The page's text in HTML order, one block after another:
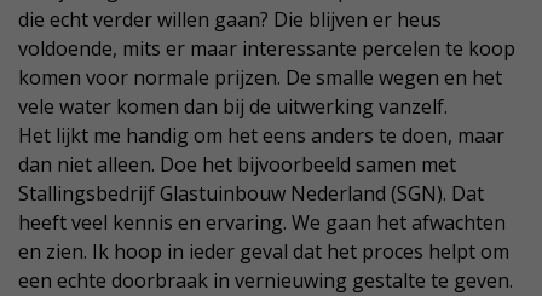
die echt verder willen gaan? Die blijven er heus
voldoende, mits er maar interessante percelen te koop
komen voor normale prijzen. De smalle wegen en het
vele water komen dan bij de uitwerking vanzelf.
Het lijkt me handig om het eens anders te doen, maar
dan niet alleen. Doe het bijvoorbeeld samen met
Stallingsbedrijf Glastuinbouw Nederland (SGN). Dat
heeft veel kennis en ervaring. We gaan het afwachten
en zien. Ik hoop in ieder geval dat het proces helpt om
een echte doorbraak in vernieuwing gestalte te geven.